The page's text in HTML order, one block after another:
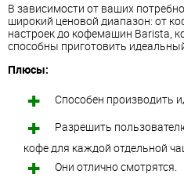
В зависимости от ваших
широкий ценовой диапазон: от
настроек до кофемашин Barista,
способны приготовить
Плюсы:
Способен производить
Разрешить
кофе для каждой отдельной
Они отлично смотрятся.